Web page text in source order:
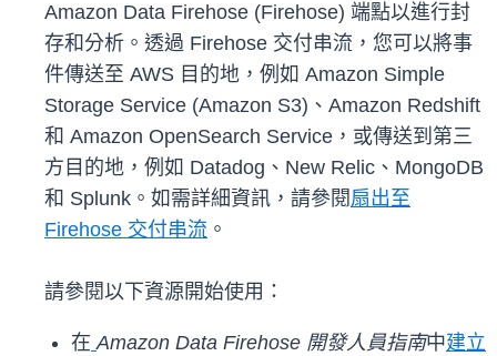
Amazon Data Firehose (Firehose) 端點以進行封
存和分析。透過 Firehose 交付串流，您可以將事
件傳送至 AWS 目的地，例如 Amazon Simple
Storage Service (Amazon S3)、Amazon Redshift
和 Amazon OpenSearch Service，或傳送到第三
方目的地，例如 Datadog、New Relic、MongoDB
和 Splunk。如需詳細資訊，請參閱扇出至
Firehose 交付串流 。
請參閱以下資源開始使用：
在 Amazon Data Firehose 開發人員指南中建立